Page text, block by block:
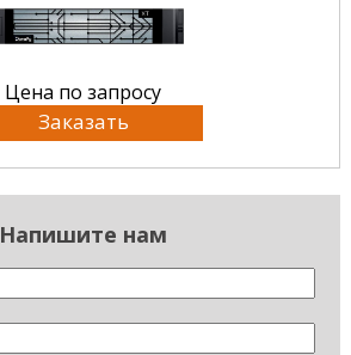
Цена по запросу
Заказать
Напишите нам